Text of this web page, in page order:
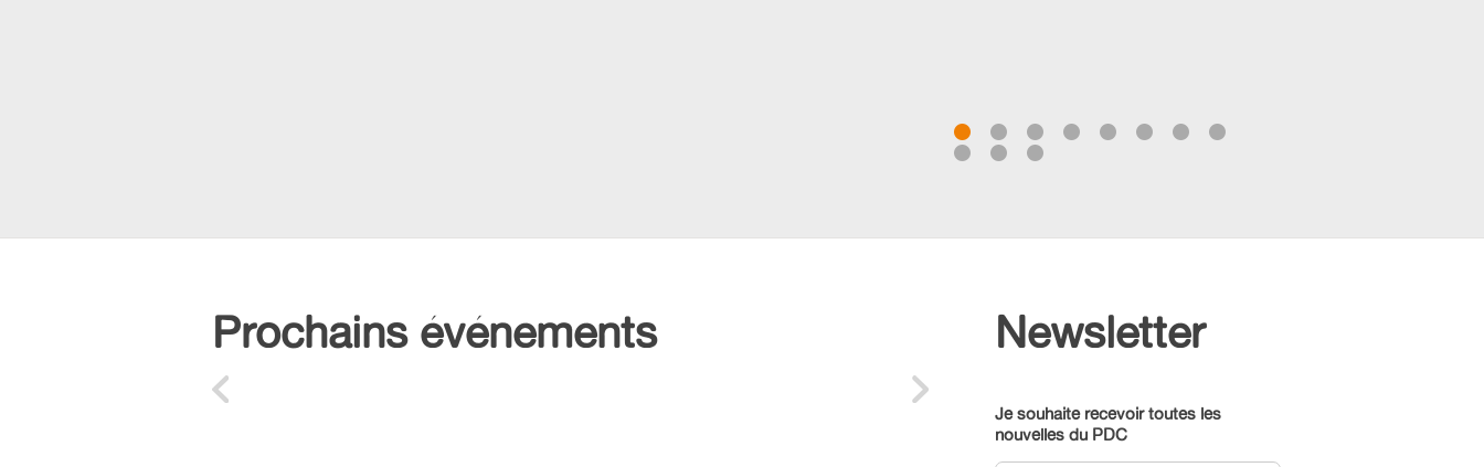
Prochains événements Newsletter
Je souhaite recevoir toutes les
nouvelles du PDC